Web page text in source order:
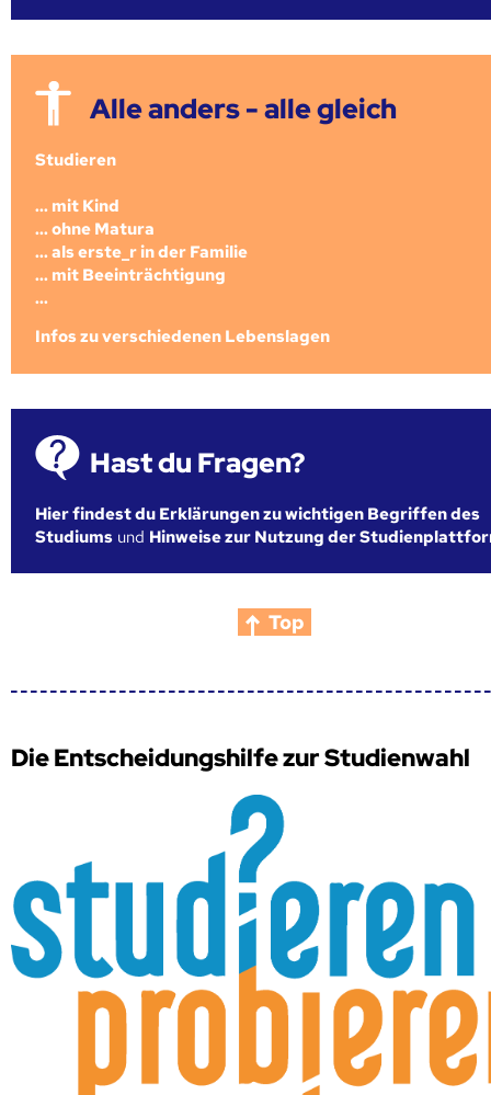
Alle anders - alle gleich
Studieren
... mit Kind
... ohne Matura
... als erste_r in der Familie
... mit Beeinträchtigung
...
Infos zu verschiedenen Lebenslagen
Hast du Fragen?
Hier findest du Erklärungen zu wichtigen Begriffen des
Studiums und Hinweise zur Nutzung der
Top
Die Entscheidungshilfe zur Studienwahl